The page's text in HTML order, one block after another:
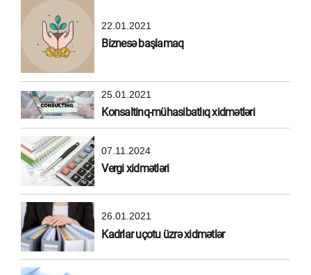
22.01.2021
Biznesə başlamaq
25.01.2021
Konsaltinq-mühasibatlıq xidmətləri
07.11.2024
Vergi xidmətləri
26.01.2021
Kadrlar uçotu üzrə xidmətlər